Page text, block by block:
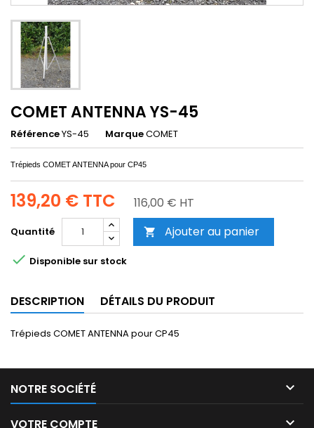
COMET ANTENNA YS-45
RéférenceYS-45 MarqueCOMET
Trépieds COMET ANTENNA pour CP45
139,20 € TTC 116,00 € HT
Quantité  Ajouter au panier
 Disponible sur stock
DESCRIPTION DÉTAILS DU PRODUIT
Trépieds COMET ANTENNA pour CP45
NOTRE SOCIÉTÉ 
VOTRE COMPTE 